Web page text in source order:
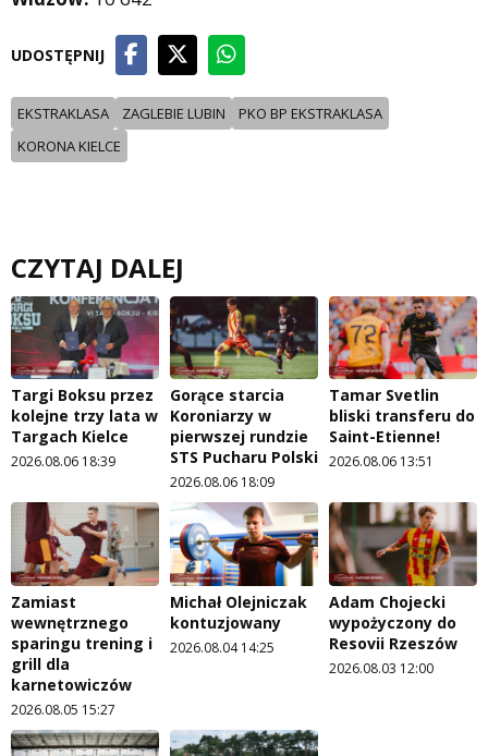
UDOSTĘPNIJ
EKSTRAKLASA ZAGLEBIE LUBIN
PKO BP EKSTRAKLASA
KORONA KIELCE
CZYTAJ DALEJ
Targi Boksu przez
kolejne trzy lata w
Targach Kielce
2026.08.06 18:39
Gorące starcia
Koroniarzy w
pierwszej rundzie
STS Pucharu Polski
2026.08.06 18:09
Tamar Svetlin
bliski transferu do
Saint-Etienne!
2026.08.06 13:51
Zamiast
wewnętrznego
sparingu trening i
grill dla
karnetowiczów
2026.08.05 15:27
Michał Olejniczak
kontuzjowany
2026.08.04 14:25
Adam Chojecki
wypożyczony do
Resovii Rzeszów
2026.08.03 12:00